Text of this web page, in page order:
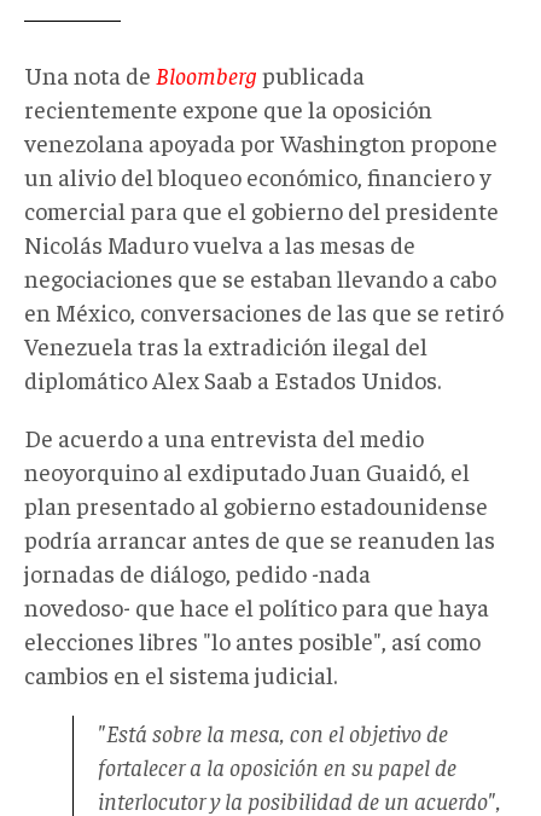
Una nota de Bloomberg publicada
recientemente expone que la oposición
venezolana apoyada por Washington propone
un alivio del bloqueo económico, financiero y
comercial para que el gobierno del presidente
Nicolás Maduro vuelva a las mesas de
negociaciones que se estaban llevando a cabo
en México, conversaciones de las que se retiró
Venezuela tras la extradición ilegal del
diplomático Alex Saab a Estados Unidos.
De acuerdo a una entrevista del medio
neoyorquino al exdiputado Juan Guaidó, el
plan presentado al gobierno estadounidense
podría arrancar antes de que se reanuden las
jornadas de diálogo, pedido -nada
novedoso- que hace el político para que haya
elecciones libres "lo antes posible", así como
cambios en el sistema judicial.
"Está sobre la mesa, con el objetivo de
fortalecer a la oposición en su papel de
interlocutor y la posibilidad de un acuerdo",